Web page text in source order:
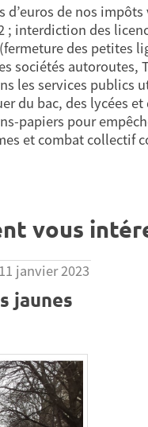
de nos
; interdiction des
des petites
sociétés
les services publics
du bac, des lycées et
papiers pour
et combat collectif
vous
11 janvier 2023
jaunes